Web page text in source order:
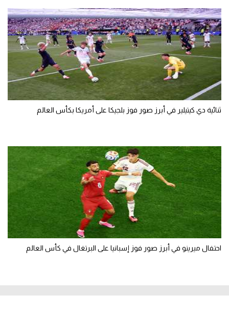
ثنائية دي كيتيلير في أبرز صور فوز بلجيكا على أمريكا بكأس العالم
احتفال ميرينو في أبرز صور فوز إسبانيا على البرتغال في كأس العالم